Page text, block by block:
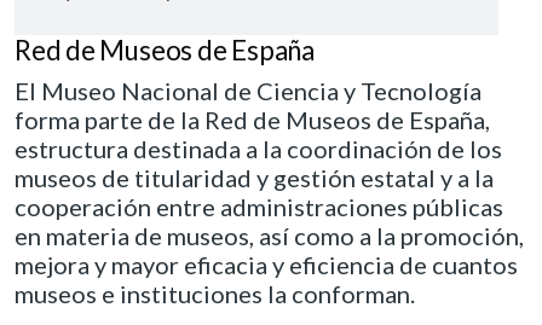
Red de Museos de España
El Museo Nacional de Ciencia y Tecnología
forma parte de la Red de Museos de España,
estructura destinada a la coordinación de los
museos de titularidad y gestión estatal y a la
cooperación entre administraciones públicas
en materia de museos, así como a la promoción,
mejora y mayor eficacia y eficiencia de cuantos
museos e instituciones la conforman.